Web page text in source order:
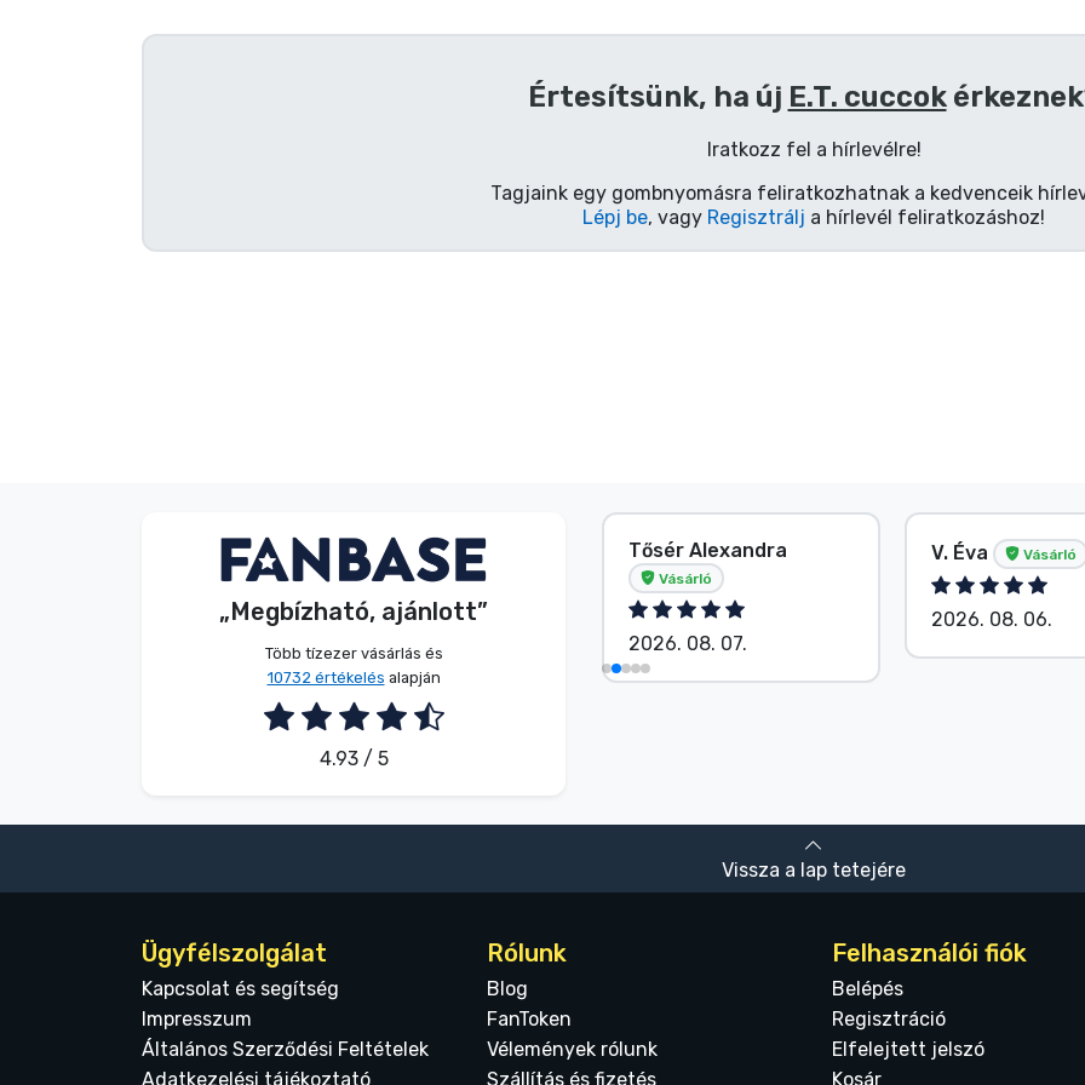
Értesítsünk, ha új E.T. cuccok
Iratkozz fel a hírlevélre!
Tagjaink egy gombnyomásra feliratkozhatnak a kedvenceik
Lépj be, vagy Regisztrálj a hírlevél feliratkozáshoz!
„Megbízható, ajánlott”
Több tízezer vásárlás és
10732 értékelés alapján
4.93 / 5
S. Kevin Vásárló
2026. 08. 07.
Tősér Alexandra
Vásárló
2026. 08. 07.
V. Éva Vásárló
2026. 08. 06.
Vissza a lap tetejére
Ügyfélszolgálat
Kapcsolat és segítség
Impresszum
Általános Szerződési Feltételek
Adatkezelési tájékoztató
Rólunk
Blog
FanToken
Vélemények rólunk
Szállítás és fizetés
Felhasználói fiók
Belépés
Regisztráció
Elfelejtett jelszó
Kosár